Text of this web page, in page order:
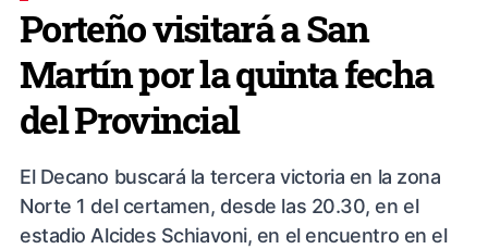
Porteño visitará a San
Martín por la quinta fecha
del Provincial
El Decano buscará la tercera victoria en la zona
Norte 1 del certamen, desde las 20.30, en el
estadio Alcides Schiavoni, en el encuentro en el